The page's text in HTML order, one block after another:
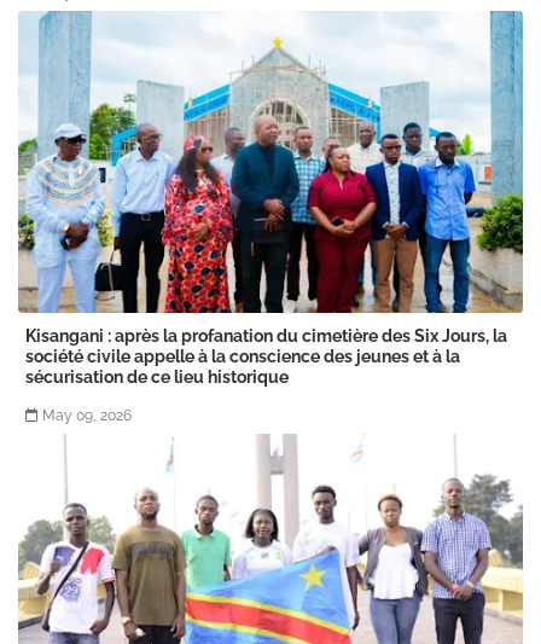
Kisangani : après la profanation du cimetière des Six Jours, la
société civile appelle à la conscience des jeunes et à la
sécurisation de ce lieu historique
May 09, 2026